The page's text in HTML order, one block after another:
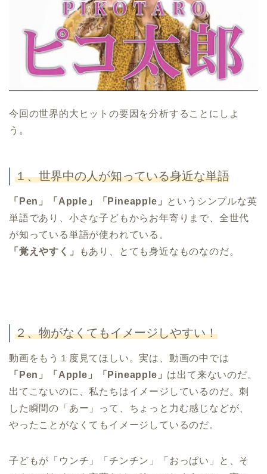
今回の世界的大ヒットの要因を分析することにしよ
う。
１、世界中の人が知っている身近な単語
「Pen」「Apple」「Pineapple」 というシンプルな英
単語であり、小さな子どもからお年寄りまで、全世代
が知っている単語が使われている。
「覚えやすく」
もあり、とても身近なものなのだ。
２、物がなくてもイメージしやすい！
動画をもう１度見てほしい。実は、動画の中では
「Pen」「Apple」「Pineapple」 は出て来ないのだ。
出てこないのに、私たちはイメージしているのだ。刺
した瞬間の「あー」って、ちょっと力む感じなどが、
やったことがなくてもイメージしているのだ。
子どもが「ウンチ」「チンチン」「おっぱい」と、そ